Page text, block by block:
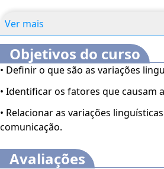
Ver mais
Objetivos do curso
• Definir o que são as variações
• Identificar os fatores que causam
• Relacionar as variações
comunicação.
Avaliações